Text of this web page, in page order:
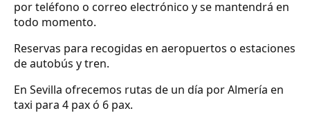
por teléfono o correo electrónico y se mantendrá en
todo momento.
Reservas para recogidas en aeropuertos o estaciones
de autobús y tren.
En Sevilla ofrecemos rutas de un día por Almería en
taxi para 4 pax ó 6 pax.